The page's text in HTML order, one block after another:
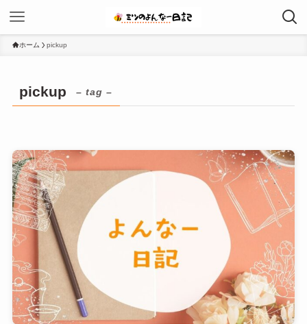
ホーム pickup
pickup – tag –